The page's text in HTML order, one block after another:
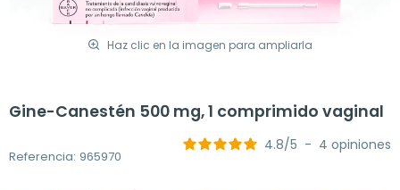
Haz clic en la imagen para ampliarla
Gine-Canestén 500 mg, 1 comprimido vaginal
Referencia: 965970
4.8/5 - 4 opiniones